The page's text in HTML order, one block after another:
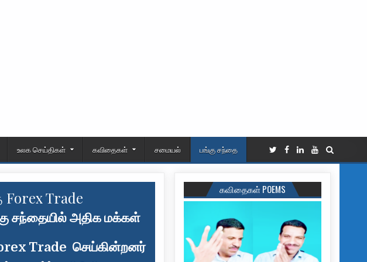
உலக செய்திகள் கவிதைகள் சமையல் பங்கு சந்தை
Trade
சந்தையில் அதிக மக்கள்
Trade செய்கின்றனர்
கவிதைகள் POEMS